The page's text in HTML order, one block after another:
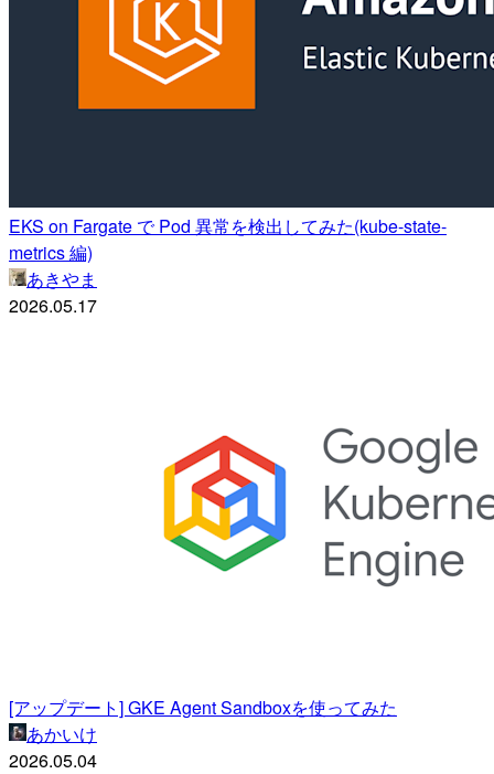
EKS on Fargate で Pod 異常を検出してみた(kube-state-
metrics 編)
あきやま
2026.05.17
[アップデート] GKE Agent Sandboxを使ってみた
あかいけ
2026.05.04